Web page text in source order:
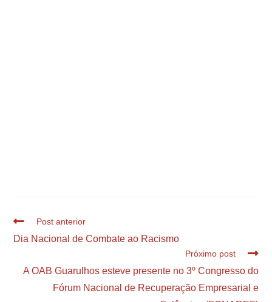
Post anterior
Dia Nacional de Combate ao Racismo
Próximo post
A OAB Guarulhos esteve presente no 3º Congresso do
Fórum Nacional de Recuperação Empresarial e